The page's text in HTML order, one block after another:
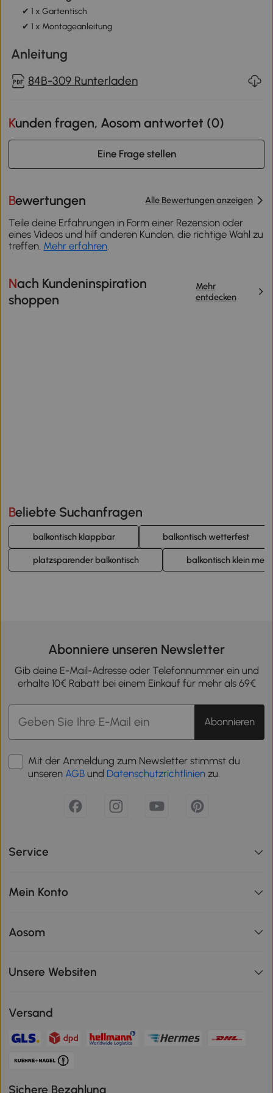
✔ 1 x Gartentisch
✔ 1 x Montageanleitung
Anleitung
84B-309 Runterladen
Kunden fragen, Aosom antwortet (0)
Eine Frage stellen
Bewertungen Alle Bewertungen anzeigen
Teile deine Erfahrungen in Form einer Rezension oder
eines Videos und hilf anderen Kunden, die richtige Wahl zu
treffen. Mehr erfahren.
Nach Kundeninspiration
shoppen
Mehr
entdecken
Beliebte Suchanfragen
balkontisch klappbar balkontisch wetterfest
platzsparender balkontisch balkontisch klein
Abonniere unseren Newsletter
Gib deine E-Mail-Adresse oder Telefonnummer ein und
erhalte 10€ Rabatt bei einem Einkauf für mehr als 69€
Abonnieren
Mit der Anmeldung zum Newsletter stimmst du
unseren AGB und Datenschutzrichtlinien zu.
Service
Mein Konto
Aosom
Unsere Websiten
Versand
Sichere Bezahlung